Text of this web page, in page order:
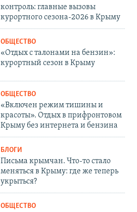
контроль: главные вызовы
курортного сезона-2026 в Крыму
ОБЩЕСТВО
«Отдых с талонами на бензин»:
курортный сезон в Крыму
ОБЩЕСТВО
«Включен режим тишины и
красоты». Отдых в прифронтовом
Крыму без интернета и бензина
БЛОГИ
Письма крымчан. Что-то стало
меняться в Крыму: где же теперь
укрыться?
ОБЩЕСТВО